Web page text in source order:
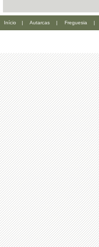
Início | Autarcas | Freguesia |